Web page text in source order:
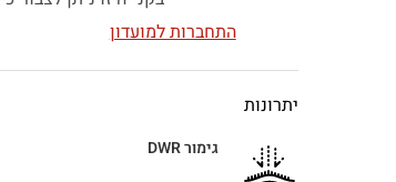
התחברות למועדון
יתרונות
גימור DWR